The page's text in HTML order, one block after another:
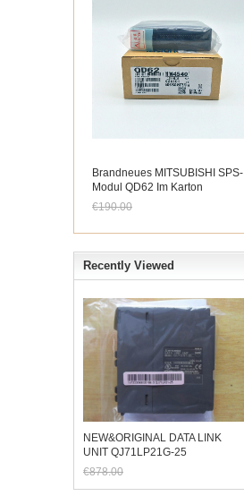
Brandneues MITSUBISHI SPS-
Modul QD62 Im Karton
€190.00
Recently Viewed
NEW&ORIGINAL DATA LINK
UNIT QJ71LP21G-25
€878.00
Jetzt nur noch €816.54